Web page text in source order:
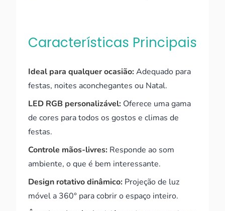
Características Principais
Ideal para qualquer ocasião:Adequado para
festas, noites aconchegantes ou Natal.
LED RGB personalizável: Oferece uma gama
de cores para todos os gostos e climas de
festas.
Controle mãos-livres: Responde ao som
ambiente, o que é bem interessante.
Design rotativo dinâmico: Projeção de luz
móvel a 360° para cobrir o espaço inteiro.